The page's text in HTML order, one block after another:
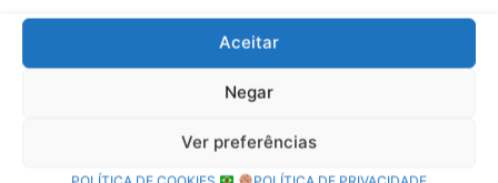
Aceitar
Negar
Ver preferências
Descubra mais sobre Boletim do
Assine para receber nossas notícias mais recentes por e-